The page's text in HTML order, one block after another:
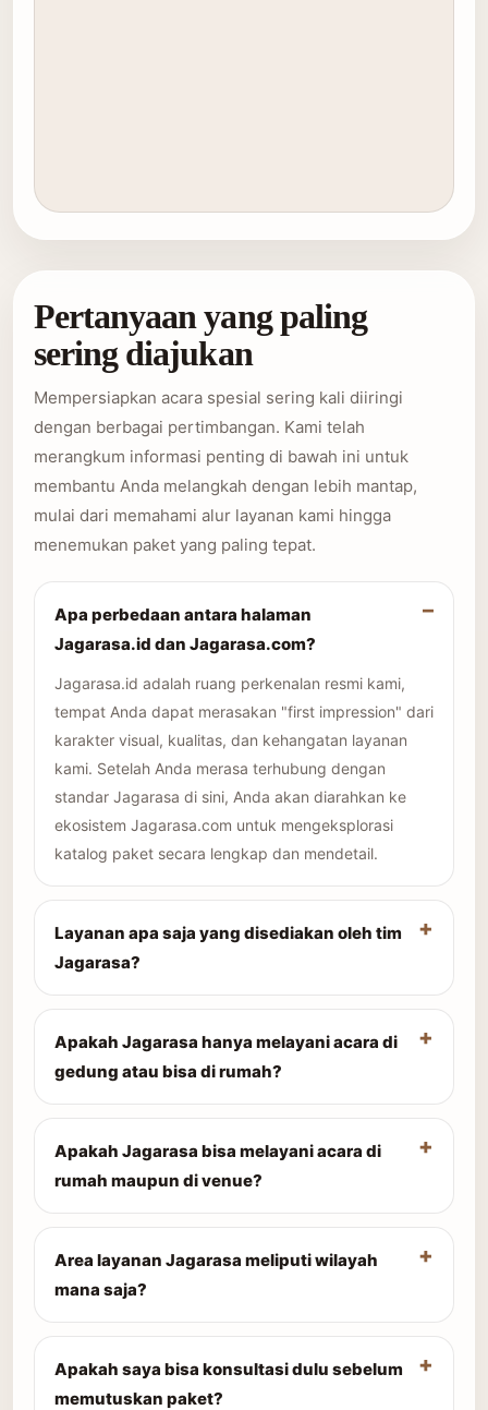
Pertanyaan yang paling
sering diajukan
Mempersiapkan acara spesial sering kali diiringi
dengan berbagai pertimbangan. Kami telah
merangkum informasi penting di bawah ini untuk
membantu Anda melangkah dengan lebih mantap,
mulai dari memahami alur layanan kami hingga
menemukan paket yang paling tepat.
Apa perbedaan antara halaman
Jagarasa.id dan Jagarasa.com?
Jagarasa.id adalah ruang perkenalan resmi kami,
tempat Anda dapat merasakan "first impression" dari
karakter visual, kualitas, dan kehangatan layanan
kami. Setelah Anda merasa terhubung dengan
standar Jagarasa di sini, Anda akan diarahkan ke
ekosistem Jagarasa.com untuk mengeksplorasi
katalog paket secara lengkap dan mendetail.
Layanan apa saja yang disediakan oleh tim
Jagarasa?
Apakah Jagarasa hanya melayani acara di
gedung atau bisa di rumah?
Apakah Jagarasa bisa melayani acara di
rumah maupun di venue?
Area layanan Jagarasa meliputi wilayah
mana saja?
Apakah saya bisa konsultasi dulu sebelum
memutuskan paket?